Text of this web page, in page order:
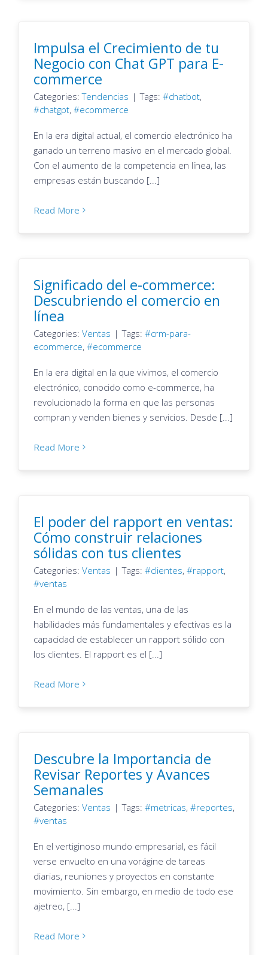
Impulsa el Crecimiento de tu
Negocio con Chat GPT para E-
commerce
Categories:Tendencias | Tags: chatbot,
chatgpt, ecommerce
En la era digital actual, el comercio electrónico ha
ganado un terreno masivo en el mercado global.
Con el aumento de la competencia en línea, las
empresas están buscando [...]
Read More
Significado del e-commerce:
Descubriendo el comercio en
línea
Categories: Ventas | Tags:
crm-para-
ecommerce, ecommerce
En la era digital en la que vivimos, el comercio
electrónico, conocido como e-commerce, ha
revolucionado la forma en que las personas
compran y venden bienes y servicios. Desde [...]
Read More
El poder del rapport en ventas:
Cómo construir relaciones
sólidas con tus clientes
Categories: Ventas | Tags: clientes, rapport,
ventas
En el mundo de las ventas, una de las
habilidades más fundamentales y efectivas es la
capacidad de establecer un rapport sólido con
los clientes. El rapport es el [...]
Read More
Descubre la Importancia de
Revisar Reportes y Avances
Semanales
Categories: Ventas | Tags: metricas, reportes,
ventas
En el vertiginoso mundo empresarial, es fácil
verse envuelto en una vorágine de tareas
diarias, reuniones y proyectos en constante
movimiento. Sin embargo, en medio de todo ese
ajetreo, [...]
Read More